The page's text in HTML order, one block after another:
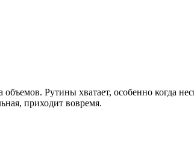
Рутины хватает, особенно когда
приходит вовремя.